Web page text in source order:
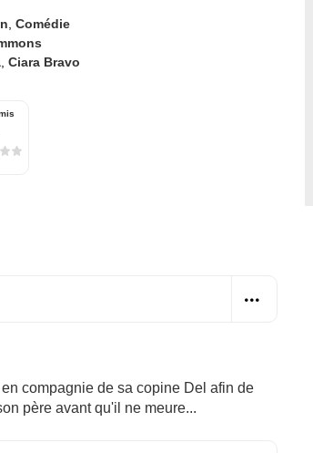
Comédie
Ciara Bravo
compagnie de sa copine Del afin de
père avant qu'il ne meure...